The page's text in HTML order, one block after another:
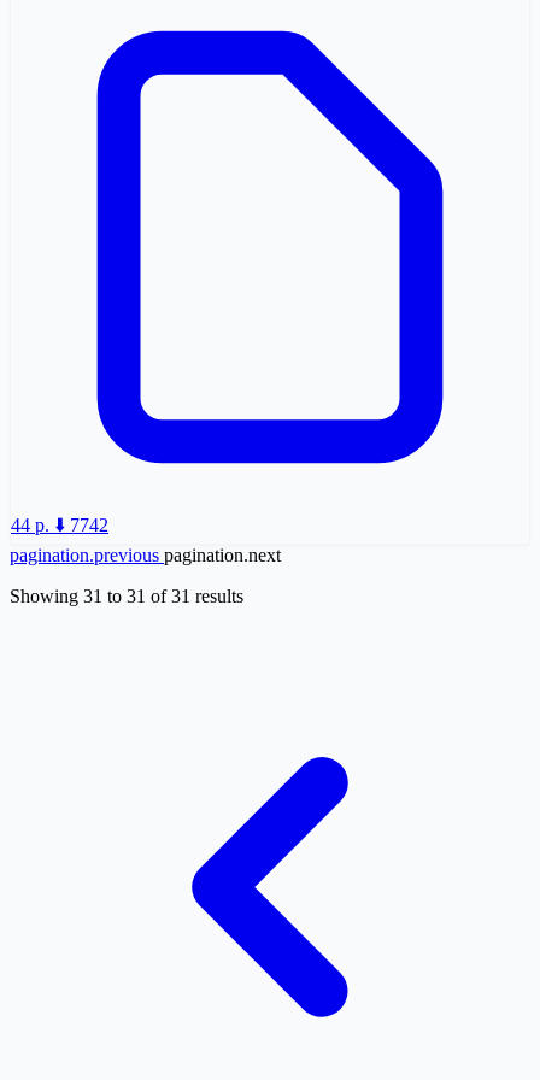
44 p. ⬇️ 7742
pagination.previous pagination.next
Showing 31 to 31 of31 results